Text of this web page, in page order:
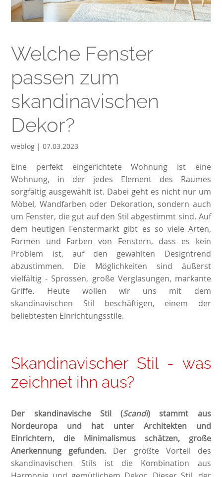
Welche Fenster
passen zum
skandinavischen
Dekor?
weblog | 07.03.2023
Eine perfekt eingerichtete Wohnung ist eine
Wohnung, in der jedes Element des Raumes
sorgfältig ausgewählt ist. Dabei geht es nicht nur um
Möbel, Wandfarben oder Dekoration, sondern auch
um Fenster, die gut auf den Stil abgestimmt sind. Auf
dem heutigen Fenstermarkt gibt es so viele Arten,
Formen und Farben von Fenstern, dass es kein
Problem ist, auf den gewählten Designtrend
abzustimmen. Die Möglichkeiten sind äußerst
vielfältig - Sprossen, große Verglasungen, markante
Griffe. Heute wollen wir uns mit dem
skandinavischen Stil beschäftigen, einem der
beliebtesten Einrichtungsstile.
Skandinavischer Stil - was
zeichnet ihn aus?
Der skandinavische Stil (Scandi) stammt aus
Nordeuropa und hat unter Architekten und
Einrichtern, die Minimalismus schätzen, große
Anerkennung gefunden. Der größte Vorteil des
skandinavischen Stils ist die Kombination aus